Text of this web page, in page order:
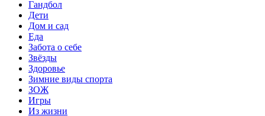
Гандбол
Дети
Дом и сад
Еда
Забота о себе
Звёзды
Здоровье
Зимние виды спорта
ЗОЖ
Игры
Из жизни